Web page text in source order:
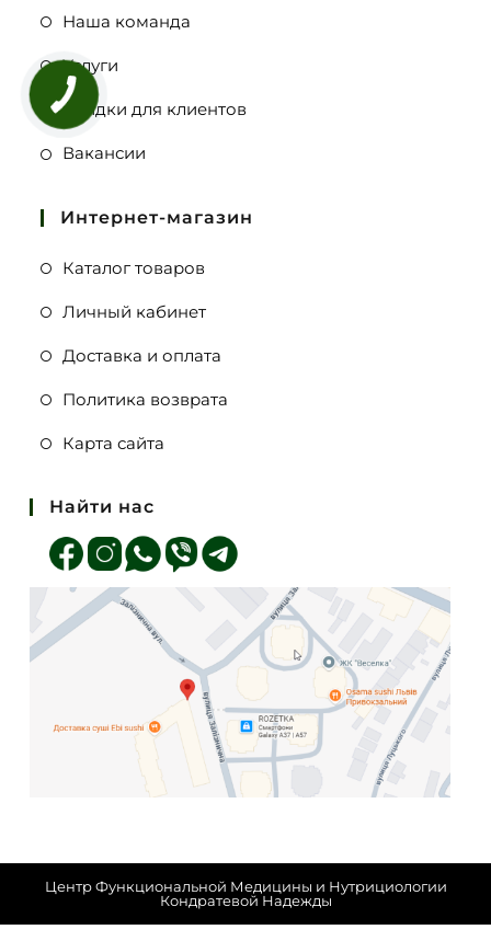
Наша команда
Услуги
Скидки для клиентов
Вакансии
Интернет-магазин
Каталог товаров
Личный кабинет
Доставка и оплата
Политика возврата
Карта сайта
Найти нас
Центр Функциональной Медицины и Нутрициологии
Кондратевой Надежды